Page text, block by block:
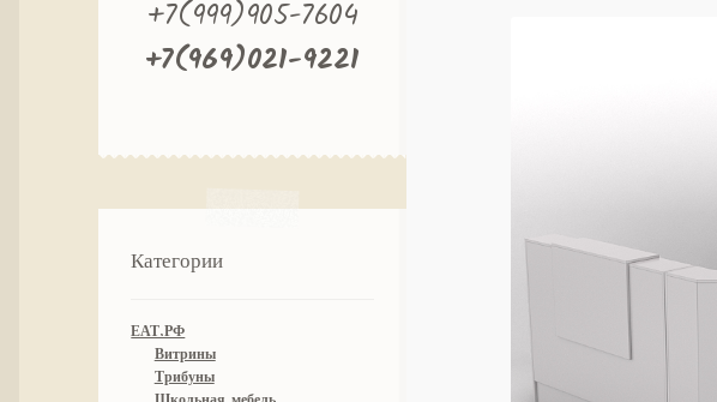
+7(999)905-7604
+7(969)021-9221
Категории
ЕАТ.РФ
Витрины
Трибуны